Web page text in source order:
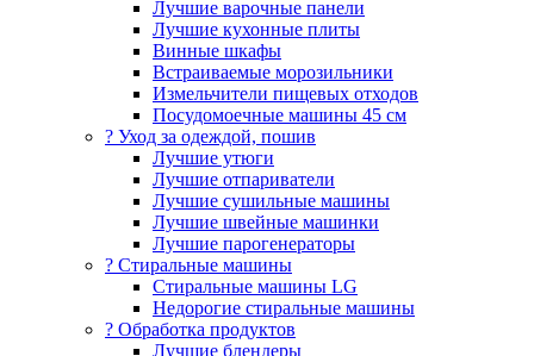
Лучшие варочные панели
Лучшие кухонные плиты
Винные шкафы
Встраиваемые морозильники
Измельчители пищевых отходов
Посудомоечные машины 45 см
? Уход за одеждой, пошив
Лучшие утюги
Лучшие отпариватели
Лучшие сушильные машины
Лучшие швейные машинки
Лучшие парогенераторы
? Стиральные машины
Стиральные машины LG
Недорогие стиральные машины
? Обработка продуктов
Лучшие блендеры